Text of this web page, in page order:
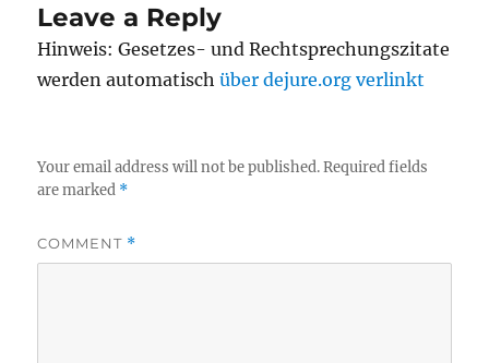
Leave a Reply
Hinweis: Gesetzes- und Rechtsprechungszitate
werden automatischüber dejure.org verlinkt
Your email address will not be published. Required fields
are marked *
COMMENT *